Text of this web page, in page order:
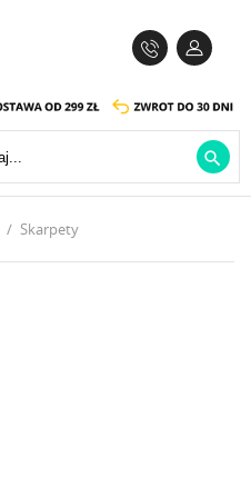

Skarpety